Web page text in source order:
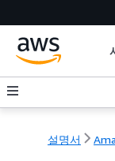
설명서